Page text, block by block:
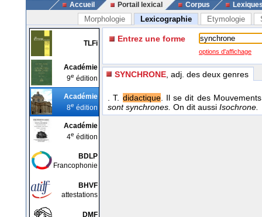
Accueil Portail lexical Corpus
Morphologie Lexicographie Etymologie
TLFi
Académie
9e édition
Académie
8e édition
Académie
4e édition
BDLP
Francophonie
BHVF
attestations
DMF
Entrez une forme
options d'affichage
SYNCHRONE , adj. des deux genres
. T. didactique. Il se dit des
sont synchrones. On dit aussi Isochrone.